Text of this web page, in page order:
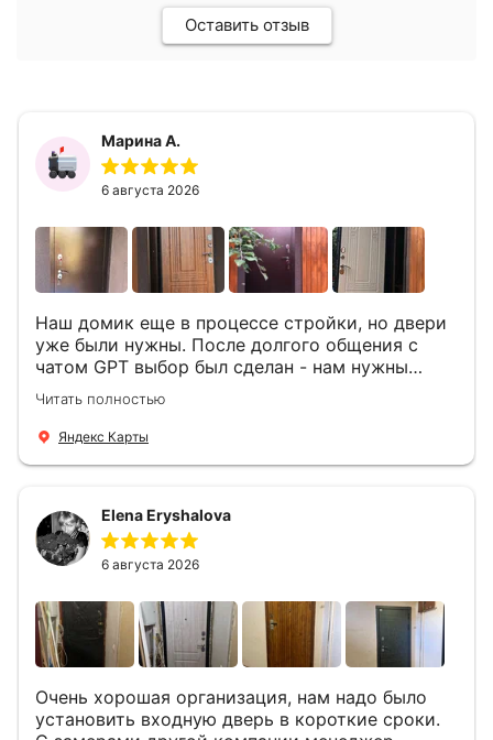
Оставить отзыв
Марина А.
6 августа 2026
Наш домик еще в процессе стройки, но двери
уже были нужны. После долгого общения с
чатом GPT выбор был сделан - нам нужны
двери Аргус Термо Композит, которые нашлись
в компании ДвериОпт . Менеджер Филипп
ответил на все вопросы, посчитал стоимость и
установили две двери, ответили на все
вопросы . Выполненной работой мы довольны.
Огромная всем благодарность!
Читать полностью
Яндекс Карты
Elena Eryshalova
6 августа 2026
Очень хорошая организация, нам надо было
установить входную дверь в короткие сроки.